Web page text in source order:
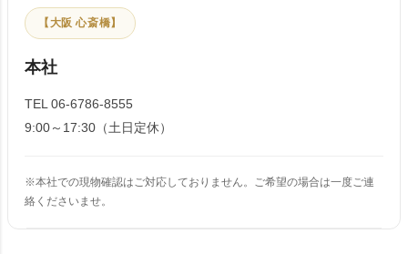
【大阪 心斎橋】
本社
TEL 06-6786-8555
9:00～17:30（土日定休）
※本社での現物確認はご対応しておりません。ご希望の場合は一度ご連
絡くださいませ。